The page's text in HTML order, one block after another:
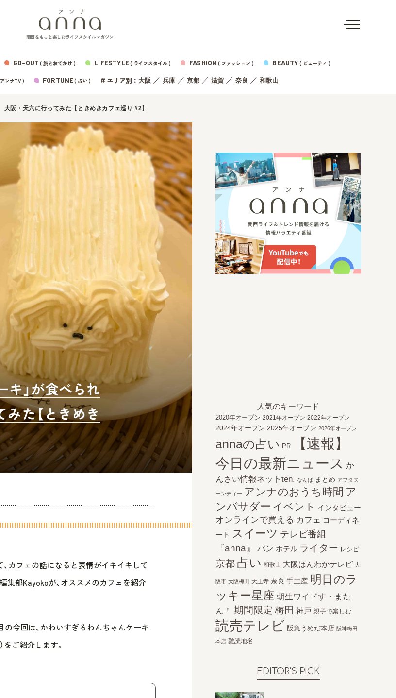
関西をもっと楽しむライフスタイルマガジン
GO-OUT ( 旅とおでかけ ) LIFESTYLE( ライフスタイル ) FASHION ( ファッション ) BEAUTY ( ビューティ )
ンナTV ) FORTUNE( 占い ) # エリア別： 大阪 ／ 兵庫／ 京都／ 滋賀／ 奈良 ／ 和歌山
阪・天六に行ってみた【ときめきカフェ巡り #2】
キ」が食べられ
みた【ときめき
カフェの話になると表情がイキイキして
集部Kayokoが、オススメのカフェを紹介
今回は、かわいすぎるわんちゃんケーキ
をご紹介します。
人気のキーワード
2020年オープン 2021年オープン 2022年オープン
2024年オープン 2025年オープン 2026年オープン
annaの占い PR
【速報】
今日の最新ニュース か
んさい情報ネットten. なんば まとめ アフタヌ
ーンティー アンナのおうち時間 ア
ンバサダー イベント インタビュー
オンラインで買える カフェ コーディネ
ート
スイーツ テレビ番組
『anna』
パン ホテル ライター レシピ
京都 占い 和歌山 大阪ほんわかテレビ 大
阪市 大阪梅田 天王寺 奈良 手土産 明日のラ
ッキー星座 朝生ワイドす・また
ん！ 期間限定 梅田 神戸 親子で楽しむ
読売テレビ 阪急うめだ本店 阪神梅田
本店 難読地名
EDITOR'S PICK